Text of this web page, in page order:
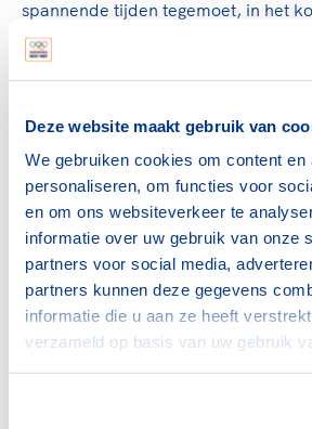
Deze website maakt gebruik van
We gebruiken cookies om content en
personaliseren, om functies voor
en om ons websiteverkeer te
informatie over uw gebruik van onze
partners voor social media,
partners kunnen deze gegevens
informatie die u aan ze heeft
verzameld op basis van uw gebruik
spannende tijden tegemoet, in het
wordt onze ploeg echt gevormd. En
dat we met een brede ploeg met
aan sporters af kunnen reizen naar
TeamNL Parijs Podcast
De TeamNL Parijs Podcast is
ontwikkeld voor topsporters
Het is een aanvulling op hun
de Olympische en
volgend jaar. Iedere laatste
maand ontvangt host en
topsporters bezighoudt of